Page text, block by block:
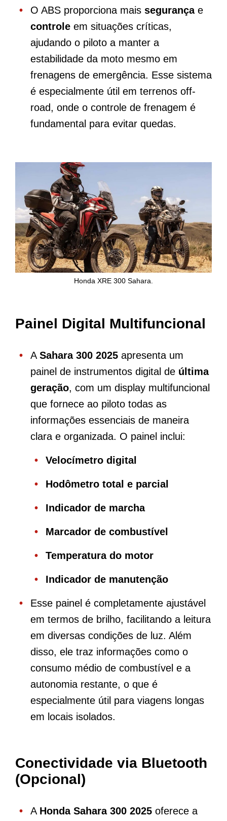
O ABS proporciona mais segurançae
controle em situações críticas,
ajudando o piloto a manter a
estabilidade da moto mesmo em
frenagens de emergência. Esse sistema
é especialmente útil em terrenos off-
road, onde o controle de frenagem é
fundamental para evitar quedas.
Honda XRE 300 Sahara.
Painel Digital Multifuncional
A Sahara 300 2025 apresenta um
painel de instrumentos digital de última
geração, com um display multifuncional
que fornece ao piloto todas as
informações essenciais de maneira
clara e organizada. O painel inclui:
Velocímetro digital
Hodômetro total e parcial
Indicador de marcha
Marcador de combustível
Temperatura do motor
Indicador de manutenção
Esse painel é completamente ajustável
em termos de brilho, facilitando a leitura
em diversas condições de luz. Além
disso, ele traz informações como o
consumo médio de combustível e a
autonomia restante, o que é
especialmente útil para viagens longas
em locais isolados.
Conectividade via Bluetooth
(Opcional)
A Honda Sahara 300 2025 oferece a